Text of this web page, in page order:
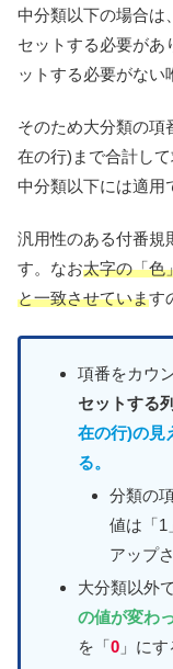
中分類以下の場合は
セットする必要があ
ットする必要がない
そのため大分類の項
在の行)まで合計し
中分類以下には適用
汎用性のある付番規
す。なお太字の「色
と一致させています
項番をカウ
セットする
在の行)の見
る。
分類の
値は「1
アップ
大分類以外
の値が変わ
を「0」にす